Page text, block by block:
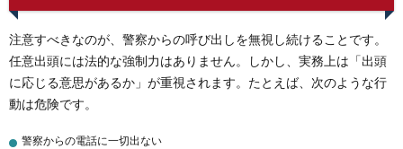
注意すべきなのが、警察からの呼び出しを無視し続けることです。
任意出頭には法的な強制力はありません。しかし、実務上は「出頭
に応じる意思があるか」が重視されます。たとえば、次のような行
動は危険です。
警察からの電話に一切出ない